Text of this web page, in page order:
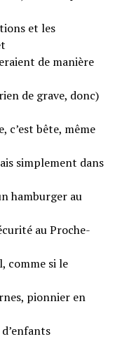
et les
de manière
de grave, donc)
c’est bête, même
simplement dans
hamburger au
au Proche-
comme si le
pionnier en